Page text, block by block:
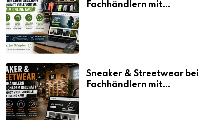
Fachhändlern mit
Sneaker & Streetwear bei
Fachhändlern mit